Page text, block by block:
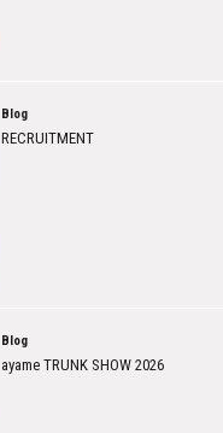
Blog
RECRUITMENT
Blog
ayame TRUNK SHOW 2026